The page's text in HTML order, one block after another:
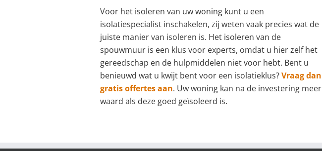
Voor het isoleren van uw woning kunt u een
isolatiespecialist inschakelen, zij weten vaak precies wat de
juiste manier van isoleren is. Het isoleren van de
spouwmuur is een klus voor experts, omdat u hier zelf het
gereedschap en de hulpmiddelen niet voor hebt. Bent u
benieuwd wat u kwijt bent voor een isolatieklus?Vraag dan
gratis offertes aan. Uw woning kan na de investering meer
waard als deze goed geïsoleerd is.